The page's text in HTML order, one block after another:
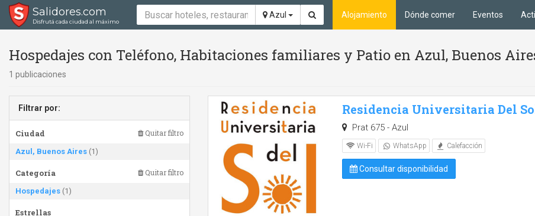
Salidores.com
Disfrutá cada ciudad al máximo
Azul Alojamiento Dónde comer Eventos
Hospedajes con Teléfono, Habitaciones familiares y Patio en Azul, Buenos
1 publicaciones
Filtrar por:
Ciudad Quitar filtro
Azul, Buenos Aires (1)
Categoría Quitar filtro
Hospedajes (1)
Estrellas
Residencia Universitaria Del
Prat 675 - Azul
Wi-Fi WhatsApp Calefacción
Consultar disponibilidad